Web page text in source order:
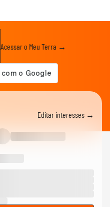
Acessar o Meu Terra →
Editar interesses →